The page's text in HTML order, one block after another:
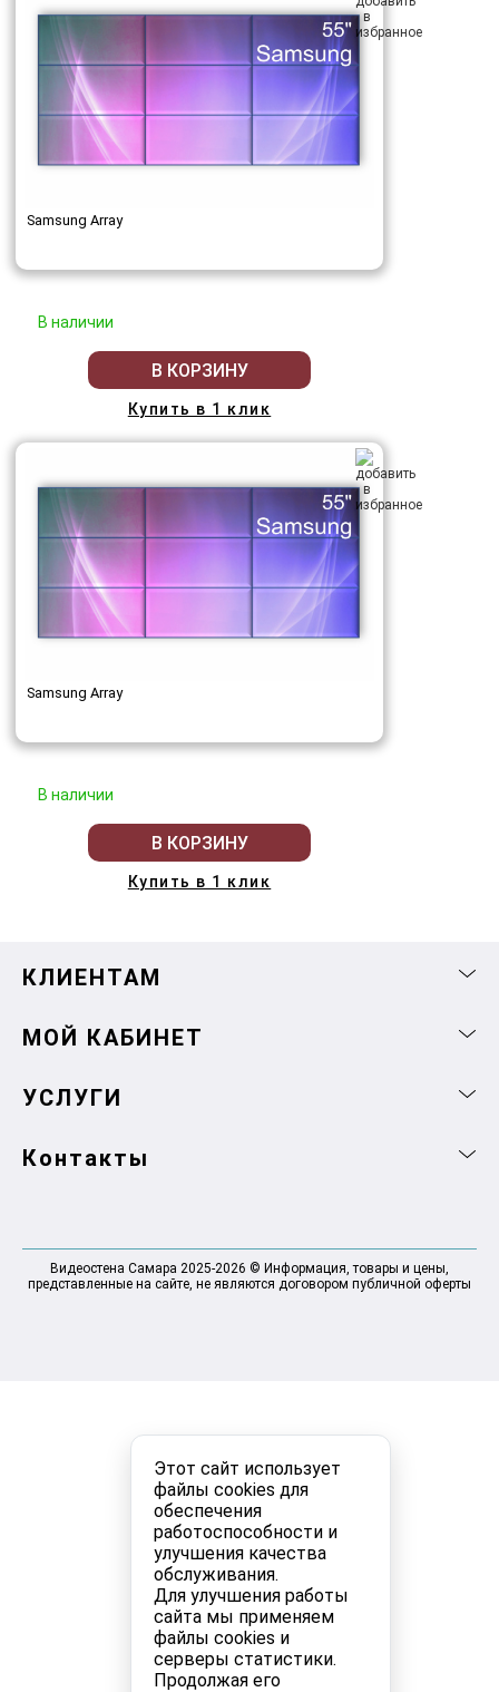
Этот сайт использует
файлы cookies для
обеспечения
работоспособности и
улучшения качества
обслуживания.
Для улучшения работы
сайта мы применяем
файлы cookies и
серверы статистики.
Продолжая его
Samsung Array
В наличии
В КОРЗИНУ
Купить в 1 клик
Samsung Array
В наличии
В КОРЗИНУ
Купить в 1 клик
КЛИЕНТАМ
МОЙ КАБИНЕТ
УСЛУГИ
Контакты
Видеостена Самара 2025-2026 © Информация, товары и цены,
представленные на сайте, не являются договором публичной оферты